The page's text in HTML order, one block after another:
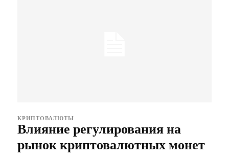
КРИПТОВАЛЮТЫ
Влияние регулирования на
рынок криптовалютных монет